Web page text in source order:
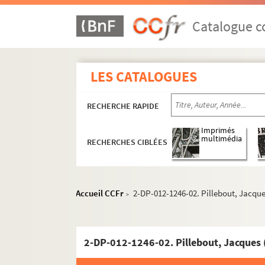
Catalogue
LES CATALOGUES
RECHERCHE RAPIDE
RECHERCHES CIBLÉES
Imprimés
multimédia
Accueil CCFr > 2-DP-012-1246-02. Pillebout,
2-DP-012-1246-02. Pillebout,
Carrés 1103 à 1122. 11e, 12eet 20e
Carrés 1123 à 1142. 12eet 20e